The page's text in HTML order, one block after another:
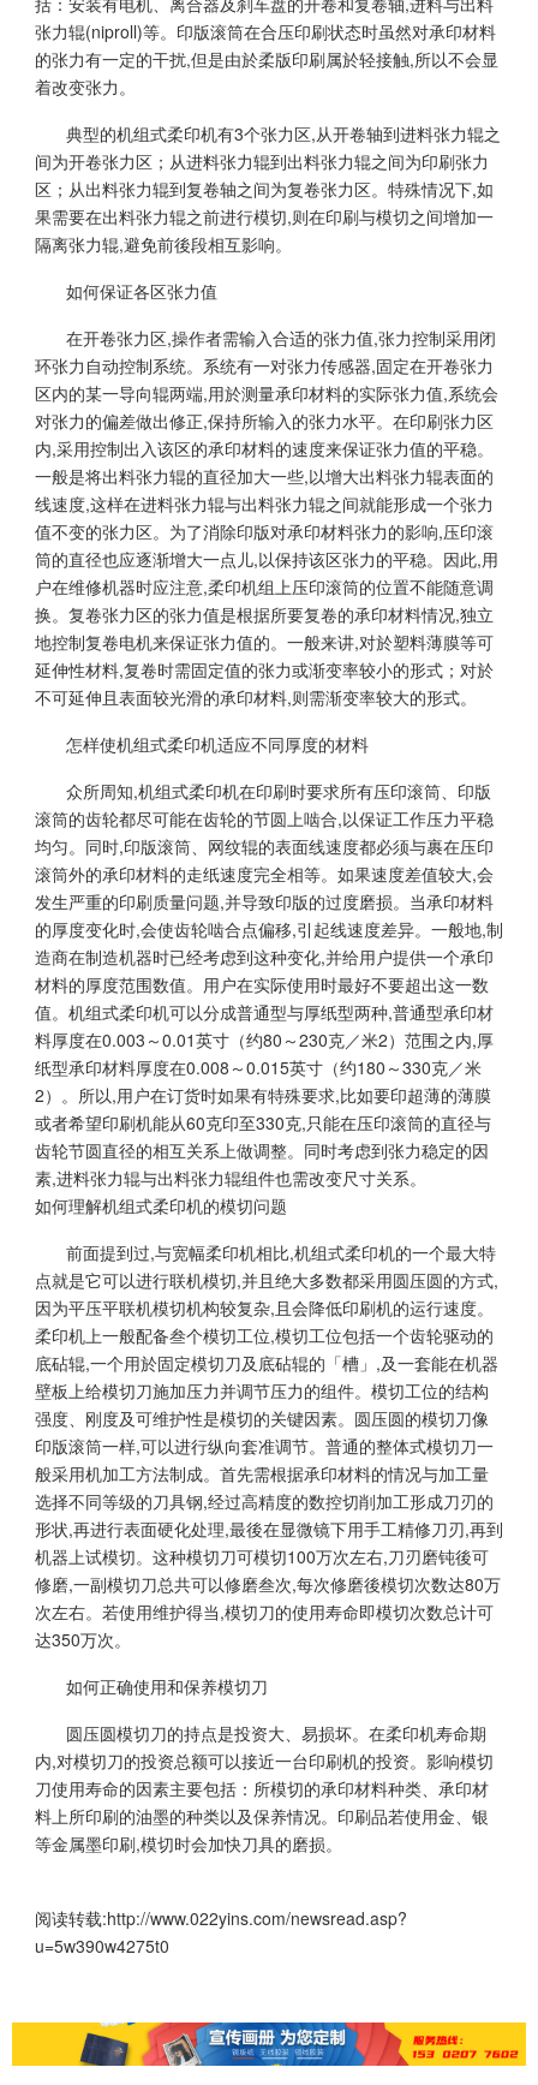
张力辊(niproll)等。印版滚筒在合压印刷状态时虽然对承印材料
的张力有一定的干扰,但是由於柔版印刷属於轻接触,所以不会显
着改变张力。
典型的机组式柔印机有3个张力区,从开卷轴到进料张力辊之
间为开卷张力区；从进料张力辊到出料张力辊之间为印刷张力
区；从出料张力辊到复卷轴之间为复卷张力区。特殊情况下,如
果需要在出料张力辊之前进行模切,则在印刷与模切之间增加一
隔离张力辊,避免前後段相互影响。
如何保证各区张力值
在开卷张力区,操作者需输入合适的张力值,张力控制采用闭
环张力自动控制系统。系统有一对张力传感器,固定在开卷张力
区内的某一导向辊两端,用於测量承印材料的实际张力值,系统会
对张力的偏差做出修正,保持所输入的张力水平。在印刷张力区
内,采用控制出入该区的承印材料的速度来保证张力值的平稳。
一般是将出料张力辊的直径加大一些,以增大出料张力辊表面的
线速度,这样在进料张力辊与出料张力辊之间就能形成一个张力
值不变的张力区。为了消除印版对承印材料张力的影响,压印滚
筒的直径也应逐渐增大一点儿,以保持该区张力的平稳。因此,用
户在维修机器时应注意,柔印机组上压印滚筒的位置不能随意调
换。复卷张力区的张力值是根据所要复卷的承印材料情况,独立
地控制复卷电机来保证张力值的。一般来讲,对於塑料薄膜等可
延伸性材料,复卷时需固定值的张力或渐变率较小的形式；对於
不可延伸且表面较光滑的承印材料,则需渐变率较大的形式。
怎样使机组式柔印机适应不同厚度的材料
众所周知,机组式柔印机在印刷时要求所有压印滚筒、印版
滚筒的齿轮都尽可能在齿轮的节圆上啮合,以保证工作压力平稳
均匀。同时,印版滚筒、网纹辊的表面线速度都必须与裹在压印
滚筒外的承印材料的走纸速度完全相等。如果速度差值较大,会
发生严重的印刷质量问题,并导致印版的过度磨损。当承印材料
的厚度变化时,会使齿轮啮合点偏移,引起线速度差异。一般地,制
造商在制造机器时已经考虑到这种变化,并给用户提供一个承印
材料的厚度范围数值。用户在实际使用时最好不要超出这一数
值。机组式柔印机可以分成普通型与厚纸型两种,普通型承印材
料厚度在0.003～0.01英寸（约80～230克／米2）范围之内,厚
纸型承印材料厚度在0.008～0.015英寸（约180～330克／米
2）。所以,用户在订货时如果有特殊要求,比如要印超薄的薄膜
或者希望印刷机能从60克印至330克,只能在压印滚筒的直径与
齿轮节圆直径的相互关系上做调整。同时考虑到张力稳定的因
素,进料张力辊与出料张力辊组件也需改变尺寸关系。
如何理解机组式柔印机的模切问题
前面提到过,与宽幅柔印机相比,机组式柔印机的一个最大特
点就是它可以进行联机模切,并且绝大多数都采用圆压圆的方式,
因为平压平联机模切机构较复杂,且会降低印刷机的运行速度。
柔印机上一般配备叁个模切工位,模切工位包括一个齿轮驱动的
底砧辊,一个用於固定模切刀及底砧辊的「槽」,及一套能在机器
壁板上给模切刀施加压力并调节压力的组件。模切工位的结构
强度、刚度及可维护性是模切的关键因素。圆压圆的模切刀像
印版滚筒一样,可以进行纵向套准调节。普通的整体式模切刀一
般采用机加工方法制成。首先需根据承印材料的情况与加工量
选择不同等级的刀具钢,经过高精度的数控切削加工形成刀刃的
形状,再进行表面硬化处理,最後在显微镜下用手工精修刀刃,再到
机器上试模切。这种模切刀可模切100万次左右,刀刃磨钝後可
修磨,一副模切刀总共可以修磨叁次,每次修磨後模切次数达80万
次左右。若使用维护得当,模切刀的使用寿命即模切次数总计可
达350万次。
如何正确使用和保养模切刀
圆压圆模切刀的持点是投资大、易损坏。在柔印机寿命期
内,对模切刀的投资总额可以接近一台印刷机的投资。影响模切
刀使用寿命的因素主要包括：所模切的承印材料种类、承印材
料上所印刷的油墨的种类以及保养情况。印刷品若使用金、银
等金属墨印刷,模切时会加快刀具的磨损。
阅读转载:http://www.022yins.com/newsread.asp?
u=5w390w4275t0